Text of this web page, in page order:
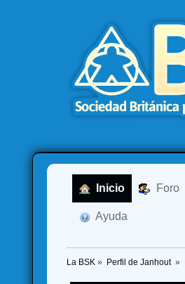
Inicio Foro
Ayuda
La BSK » Perfil de Janhout »